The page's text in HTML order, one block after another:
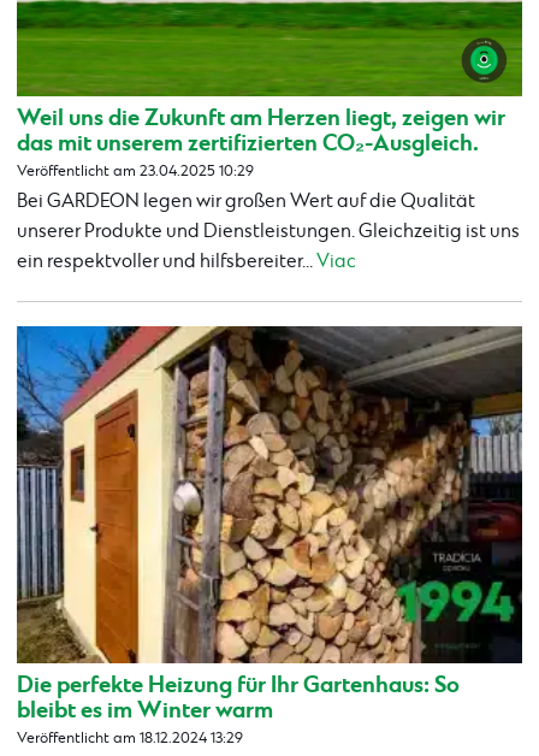
Weil uns die Zukunft am Herzen liegt, zeigen wir
das mit unserem zertifizierten CO₂-Ausgleich.
Veröffentlicht am 23.04.2025 10:29
Bei GARDEON legen wir großen Wert auf die Qualität
unserer Produkte und Dienstleistungen. Gleichzeitig ist uns
ein respektvoller und hilfsbereiter...Viac
Die perfekte Heizung für Ihr Gartenhaus: So
bleibt es im Winter warm
Veröffentlicht am 18.12.2024 13:29